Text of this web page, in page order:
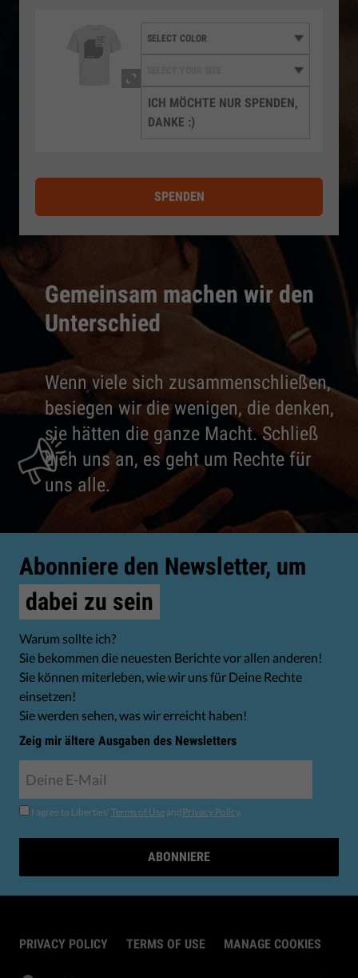
Gemeinsam machen wir den
Unterschied
Wenn viele sich zusammenschließen,
besiegen wir die wenigen, die denken,
sie hätten die ganze Macht. Schließ
dich uns an, es geht um Rechte für
uns alle.
ICH MÖCHTE NUR SPENDEN,
DANKE :)
SPENDEN
Abonniere den Newsletter, um
dabei zu sein
Warum sollte ich?
Sie bekommen die neuesten Berichte vor allen anderen!
Sie können miterleben, wie wir uns für Deine Rechte
einsetzen!
Sie werden sehen, was wir erreicht haben!
Zeig mir ältere Ausgaben des Newsletters
I agree to Liberties' Terms of Use andPrivacy Policy.
ABONNIERE
PRIVACY POLICY TERMS OF USE MANAGE COOKIES